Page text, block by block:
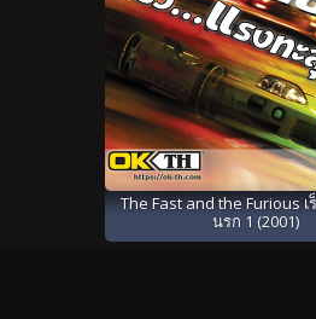
The Fast and the Furious เ
นรก 1 (2001)